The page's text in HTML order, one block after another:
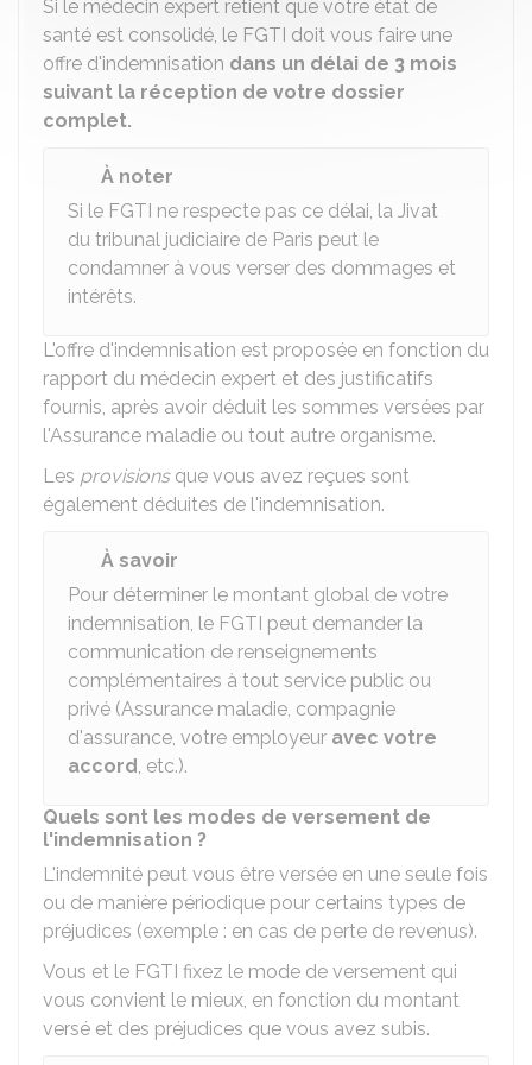
Si le médecin expert retient que votre état de
santé est consolidé, le FGTI doit vous faire une
offre d'indemnisation dans un délai de 3 mois
suivant la réception de votre dossier
complet.
À noter
Si le FGTI ne respecte pas ce délai, la Jivat
du tribunal judiciaire de Paris peut le
condamner à vous verser des dommages et
intérêts.
L'offre d'indemnisation est proposée en fonction du
rapport du médecin expert et des justificatifs
fournis, après avoir déduit les sommes versées par
l'Assurance maladie ou tout autre organisme.
Les provisionsque vous avez reçues sont
également déduites de l'indemnisation.
À savoir
Pour déterminer le montant global de votre
indemnisation, le FGTI peut demander la
communication de renseignements
complémentaires à tout service public ou
privé (Assurance maladie, compagnie
d'assurance, votre employeur avec votre
accord, etc.).
Quels sont les modes de versement de
l'indemnisation ?
L'indemnité peut vous être versée en une seule fois
ou de manière périodique pour certains types de
préjudices (exemple : en cas de perte de revenus).
Vous et le FGTI fixez le mode de versement qui
vous convient le mieux, en fonction du montant
versé et des préjudices que vous avez subis.